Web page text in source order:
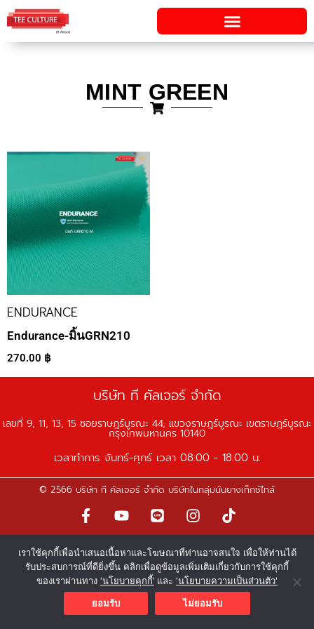
Skip
to
content
MINT GREEN
ENDURANCE
Endurance-มิ้นGRN210
270.00 ฿
บริษัท ที คัลเจอร์ จำกัด
เลขที่ 9, 11, 13, 15 ซอยราษฎร์บูรณะ 44, แขวงราษฎร์บูรณะ เขตราษฎร์บูรณะ
กรุงเทพมหานคร 10140
เวลาทำการ จันทร์-ศุกร์ เวลา 08:00 - 18:00 น.
© 2566 บริษัท ที คัลเจอร์ จำกัด บริษัทในกลุ่มนันยางเท็กซ์ไทล์
F
a
c
e
b
o
o
k
Y
o
t
u
b
L
i
e
I
n
t
a
g
r
a
T
i
k
t
o
k
เราใช้คุกกี้เพื่อนำเสนอเนื้อหาและโฆษณาที่ท่านอาจสนใจ เพื่อให้ท่านได้
รับประสบการณ์ที่ดียิ่งขึ้น คลิกเพื่อดูข้อมูลเพิ่มเติมเกี่ยวกับการใช้คุกกี้
ของเราผ่านทาง ‘นโยบายคุกกี้’ และ ‘นโยบายความเป็นส่วนตัว'
ยอมรับ
ไม่ยอมรับ